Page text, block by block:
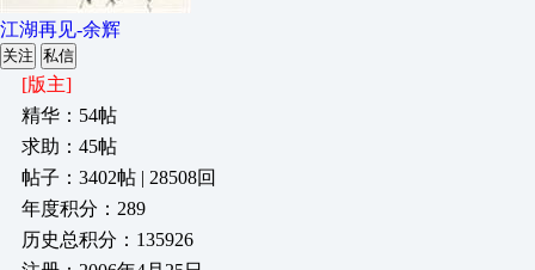
江湖再见-余辉
关注 私信
[版主]
精华：54帖
求助：45帖
帖子：3402帖 | 28508回
年度积分：289
历史总积分：135926